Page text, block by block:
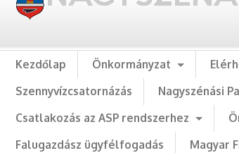
Kezdőlap Önkormányzat
Szennyvízcsatornázás
Nagyszénási
Csatlakozás az ASP rendszerhez
Falugazdász ügyfélfogadás
Magyar